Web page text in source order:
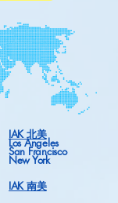
IAK 北美
Los Angeles
San Francisco
New York
IAK 南美